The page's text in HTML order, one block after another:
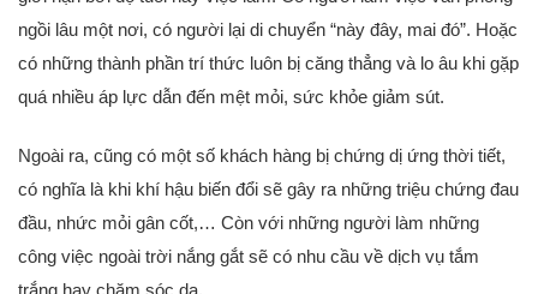
ngồi lâu một nơi, có người lại di chuyển “này đây, mai đó”. Hoặc
có những thành phần trí thức luôn bị căng thẳng và lo âu khi gặp
quá nhiều áp lực dẫn đến mệt mỏi, sức khỏe giảm sút.
Ngoài ra, cũng có một số khách hàng bị chứng dị ứng thời tiết,
có nghĩa là khi khí hậu biến đổi sẽ gây ra những triệu chứng đau
đầu, nhức mỏi gân cốt,… Còn với những người làm những
công việc ngoài trời nắng gắt sẽ có nhu cầu về dịch vụ tắm
trắng hay chăm sóc da.